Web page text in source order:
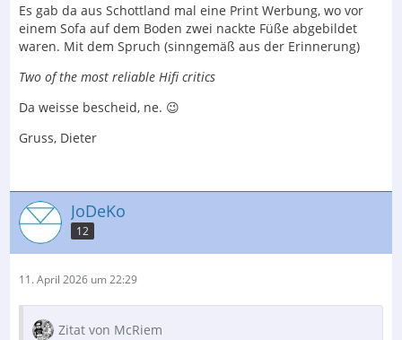
Es gab da aus Schottland mal eine Print Werbung, wo vor
einem Sofa auf dem Boden zwei nackte Füße abgebildet
waren. Mit dem Spruch (sinngemäß aus der Erinnerung)
Two of the most reliable Hifi critics
Da weisse bescheid, ne. 😉
Gruss, Dieter
JoDeKo
12
11. April 2026 um 22:29
Zitat von McRiem